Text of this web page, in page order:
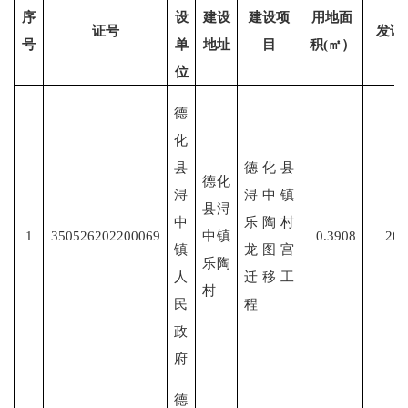
序
号
证号
设
单
位
建设
地址
建设项
目
用地面
积(㎡）
发证
1 350526202200069
德
化
县
浔
中
镇
人
民
政
府
德化
县浔
中镇
乐陶
村
德化县
浔中镇
乐陶村
龙图宫
迁移工
程
0.3908
德